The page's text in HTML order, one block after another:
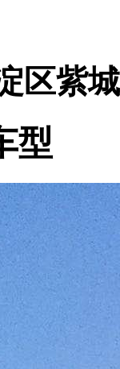
区紫
型